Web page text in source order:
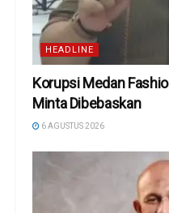
HEADLINE
Korupsi Medan
Minta Dibebaskan
6 AGUSTUS 2026